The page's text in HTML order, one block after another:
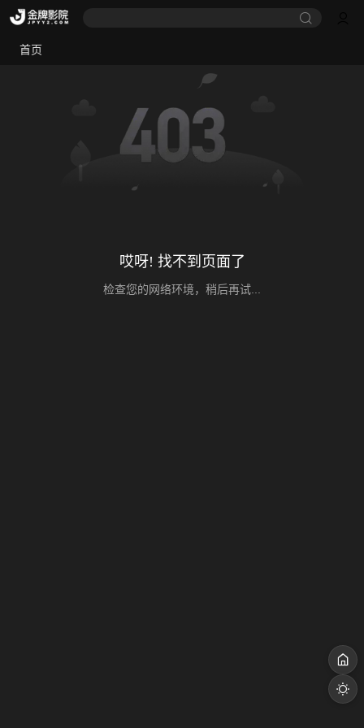
首页
哎呀! 找不到页面了
检查您的网络环境，稍后再试...